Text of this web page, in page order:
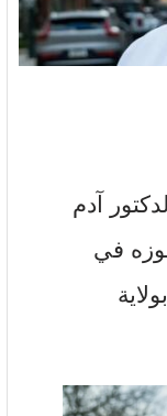
آدم
بفوزه في